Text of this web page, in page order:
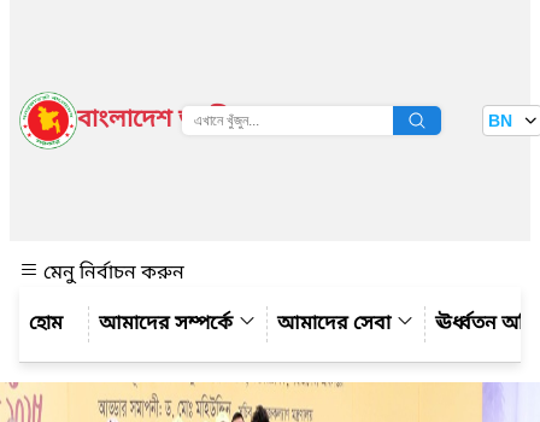
বাংলাদেশ জাতীয় তথ্য বাতায়ন BN
মেনু নির্বাচন করুন
আমাদের সম্পর্কে
আমাদের সেবা ঊর্ধ্বতন